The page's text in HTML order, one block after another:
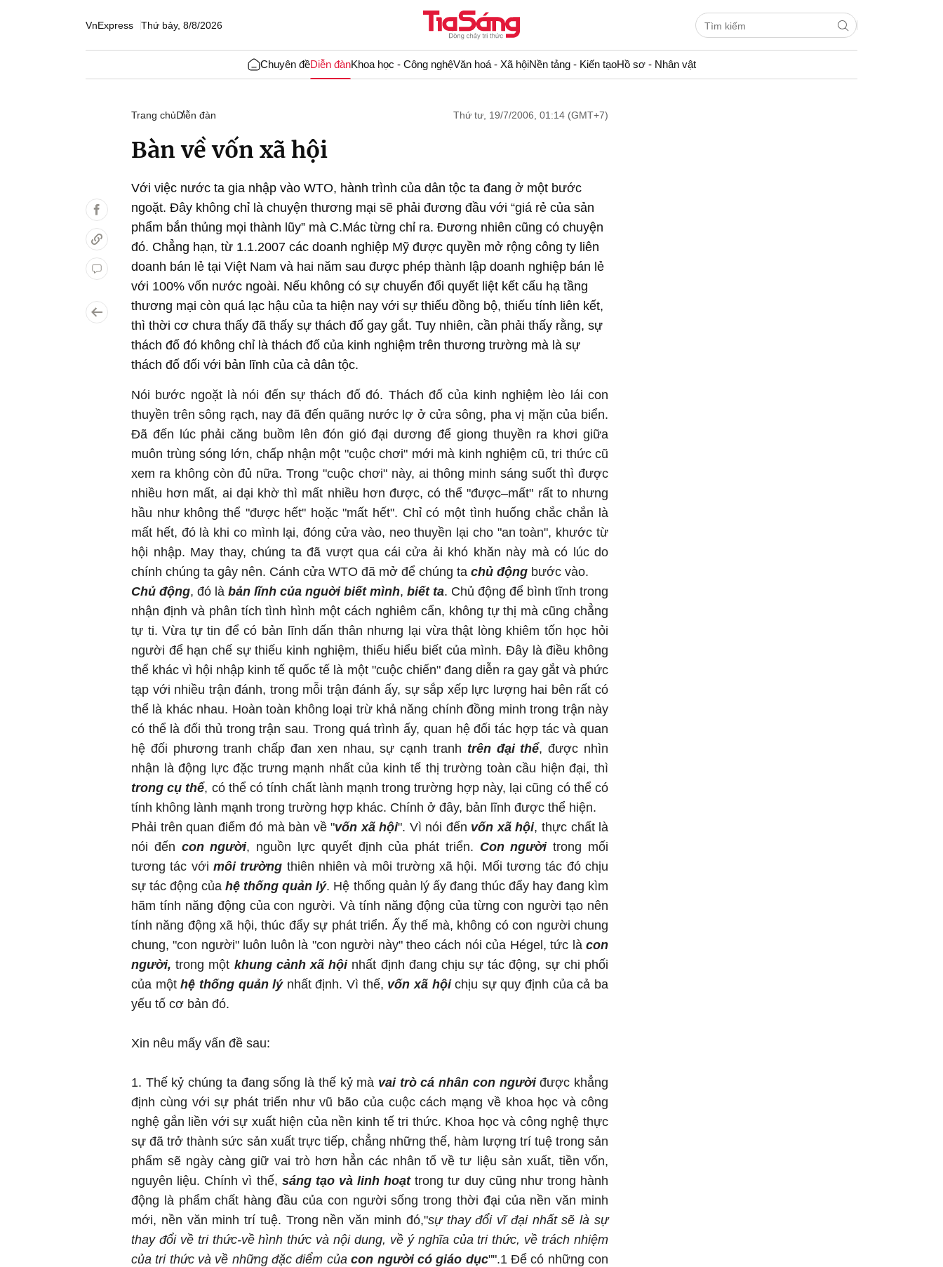
VnExpress Thứ bảy, 8/8/2026
Chuyên đềDiễn đànKhoa học - Công nghệVăn hoá - Xã hộiNền tảng - Kiến tạoHồ sơ - Nhân vật
Trang chủDiễn đàn Thứ tư, 19/7/2006, 01:14 (GMT+7)
Bàn về vốn xã hội
Với việc nước ta gia nhập vào WTO, hành trình của dân tộc ta đang ở một bước
ngoặt. Đây không chỉ là chuyện thương mại sẽ phải đương đầu với “giá rẻ của sản
phẩm bắn thủng mọi thành lũy” mà C.Mác từng chỉ ra. Đương nhiên cũng có chuyện
đó. Chẳng hạn, từ 1.1.2007 các doanh nghiệp Mỹ được quyền mở rộng công ty liên
doanh bán lẻ tại Việt Nam và hai năm sau được phép thành lập doanh nghiệp bán lẻ
với 100% vốn nước ngoài. Nếu không có sự chuyển đổi quyết liệt kết cấu hạ tầng
thương mại còn quá lạc hậu của ta hiện nay với sự thiếu đồng bộ, thiếu tính liên kết,
thì thời cơ chưa thấy đã thấy sự thách đố gay gắt. Tuy nhiên, cần phải thấy rằng, sự
thách đố đó không chỉ là thách đố của kinh nghiệm trên thương trường mà là sự
thách đố đối với bản lĩnh của cả dân tộc.
Nói bước ngoặt là nói đến sự thách đố đó. Thách đố của kinh nghiệm lèo lái con
thuyền trên sông rạch, nay đã đến quãng nước lợ ở cửa sông, pha vị mặn của biển.
Đã đến lúc phải căng buồm lên đón gió đại dương để giong thuyền ra khơi giữa
muôn trùng sóng lớn, chấp nhận một "cuộc chơi" mới mà kinh nghiệm cũ, tri thức cũ
xem ra không còn đủ nữa. Trong "cuộc chơi" này, ai thông minh sáng suốt thì được
nhiều hơn mất, ai dại khờ thì mất nhiều hơn được, có thể "được–mất" rất to nhưng
hầu như không thể "được hết" hoặc "mất hết". Chỉ có một tình huống chắc chắn là
mất hết, đó là khi co mình lại, đóng cửa vào, neo thuyền lại cho "an toàn", khước từ
hội nhập. May thay, chúng ta đã vượt qua cái cửa ải khó khăn này mà có lúc do
chính chúng ta gây nên. Cánh cửa WTO đã mở để chúng ta chủ động bước vào.
Chủ động, đó là bản lĩnh của nguời biết mình, biết ta. Chủ động để bình tĩnh trong
nhận định và phân tích tình hình một cách nghiêm cẩn, không tự thị mà cũng chẳng
tự ti. Vừa tự tin để có bản lĩnh dấn thân nhưng lại vừa thật lòng khiêm tốn học hỏi
người để hạn chế sự thiếu kinh nghiệm, thiếu hiểu biết của mình. Đây là điều không
thể khác vì hội nhập kinh tế quốc tế là một "cuộc chiến" đang diễn ra gay gắt và phức
tạp với nhiều trận đánh, trong mỗi trận đánh ấy, sự sắp xếp lực lượng hai bên rất có
thể là khác nhau. Hoàn toàn không loại trừ khả năng chính đồng minh trong trận này
có thể là đối thủ trong trận sau. Trong quá trình ấy, quan hệ đối tác hợp tác và quan
hệ đối phương tranh chấp đan xen nhau, sự cạnh tranh trên đại thể, được nhìn
nhận là động lực đặc trưng mạnh nhất của kinh tế thị trường toàn cầu hiện đại, thì
trong cụ thể, có thể có tính chất lành mạnh trong trường hợp này, lại cũng có thể có
tính không lành mạnh trong trường hợp khác. Chính ở đây, bản lĩnh được thể hiện.
Phải trên quan điểm đó mà bàn về "vốn xã hội". Vì nói đến vốn xã hội, thực chất là
nói đến con người, nguồn lực quyết định của phát triển. Con ngườitrong mối
tương tác với môi trường thiên nhiên và môi trường xã hội. Mối tương tác đó chịu
sự tác động củahệ thống quản lý. Hệ thống quản lý ấy đang thúc đẩy hay đang kìm
hãm tính năng động của con người. Và tính năng động của từng con người tạo nên
tính năng động xã hội, thúc đẩy sự phát triển. Ấy thế mà, không có con người chung
chung, "con người" luôn luôn là "con người này" theo cách nói của Hégel, tức là con
người, trong một khung cảnh xã hộinhất định đang chịu sự tác động, sự chi phối
của mộthệ thống quản lý nhất định. Vì thế, vốn xã hộichịu sự quy định của cả ba
yếu tố cơ bản đó.
Xin nêu mấy vấn đề sau:
1. Thế kỷ chúng ta đang sống là thế kỷ mà vai trò cá nhân con ngườiđược khẳng
định cùng với sự phát triển như vũ bão của cuộc cách mạng về khoa học và công
nghệ gắn liền với sự xuất hiện của nền kinh tế tri thức. Khoa học và công nghệ thực
sự đã trở thành sức sản xuất trực tiếp, chẳng những thế, hàm lượng trí tuệ trong sản
phẩm sẽ ngày càng giữ vai trò hơn hẳn các nhân tố về tư liệu sản xuất, tiền vốn,
nguyên liệu. Chính vì thế, sáng tạo và linh hoạttrong tư duy cũng như trong hành
động là phẩm chất hàng đầu của con người sống trong thời đại của nền văn minh
mới, nền văn minh trí tuệ. Trong nền văn minh đó,"sự thay đổi vĩ đại nhất sẽ là sự
thay đổi về tri thức-về hình thức và nội dung, về ý nghĩa của tri thức, về trách nhiệm
của tri thức và về những đặc điểm củacon người có giáo dục"".1 Để có những con